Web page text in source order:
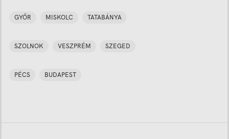
GYŐR MISKOLC TATABÁNYA
SZOLNOK VESZPRÉM SZEGED
PÉCS BUDAPEST